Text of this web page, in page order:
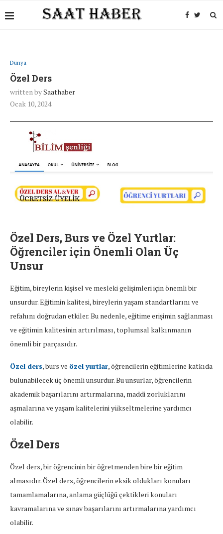
Dünya
Özel Ders
written bySaathaber
Ocak 10, 2024
Özel Ders, Burs ve Özel Yurtlar:
Öğrenciler için Önemli Olan Üç
Unsur
Eğitim, bireylerin kişisel ve mesleki gelişimleri için önemli bir
unsurdur. Eğitimin kalitesi, bireylerin yaşam standartlarını ve
refahını doğrudan etkiler. Bu nedenle, eğitime erişimin sağlanması
ve eğitimin kalitesinin artırılması, toplumsal kalkınmanın
önemli bir parçasıdır.
Özel ders, burs ve özel yurtlar, öğrencilerin eğitimlerine katkıda
bulunabilecek üç önemli unsurdur. Bu unsurlar, öğrencilerin
akademik başarılarını artırmalarına, maddi zorluklarını
aşmalarına ve yaşam kalitelerini yükseltmelerine yardımcı
olabilir.
Özel Ders
Özel ders, bir öğrencinin bir öğretmenden bire bir eğitim
almasıdır. Özel ders, öğrencilerin eksik oldukları konuları
tamamlamalarına, anlama güçlüğü çektikleri konuları
kavramalarına ve sınav başarılarını artırmalarına yardımcı
olabilir.